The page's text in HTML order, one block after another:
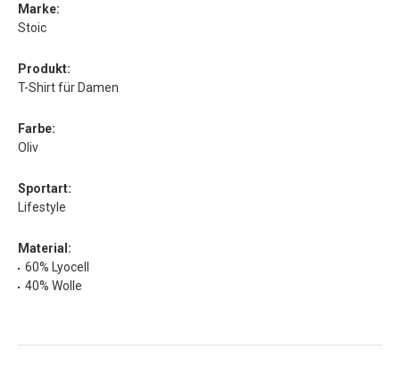
Marke:
Stoic
Produkt:
T-Shirt für Damen
Farbe:
Oliv
Sportart:
Lifestyle
Material:
60% Lyocell
40% Wolle